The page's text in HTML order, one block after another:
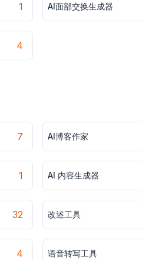
1 AI面部交换生成器
4
7 AI博客作家
1 AI 内容生成器
32 改述工具
4 语音转写工具